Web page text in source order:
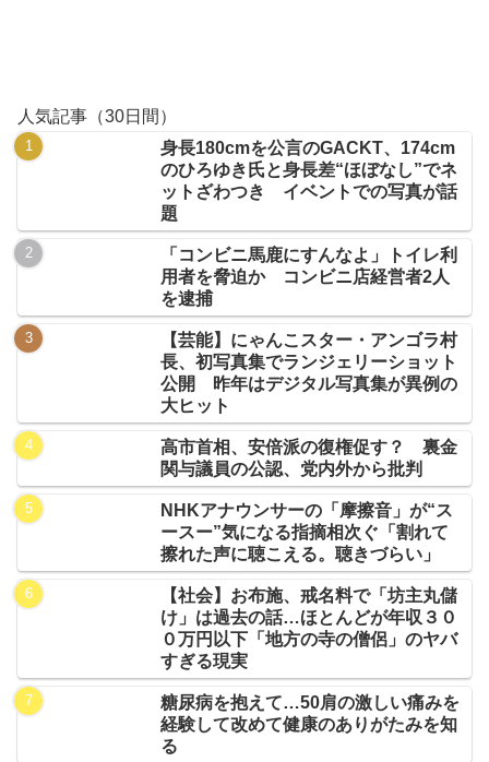
人気記事（30日間）
身長180cmを公言のGACKT、174cm
のひろゆき氏と身長差“ほぼなし”でネ
ットざわつき イベントでの写真が話
題
「コンビニ馬鹿にすんなよ」トイレ利
用者を脅迫か コンビニ店経営者2人
を逮捕
【芸能】にゃんこスター・アンゴラ村
長、初写真集でランジェリーショット
公開 昨年はデジタル写真集が異例の
大ヒット
高市首相、安倍派の復権促す？ 裏金
関与議員の公認、党内外から批判
NHKアナウンサーの「摩擦音」が“ス
ースー”気になる指摘相次ぐ「割れて
擦れた声に聴こえる。聴きづらい」
【社会】お布施、戒名料で「坊主丸儲
け」は過去の話…ほとんどが年収３０
０万円以下「地方の寺の僧侶」のヤバ
すぎる現実
糖尿病を抱えて…50肩の激しい痛みを
経験して改めて健康のありがたみを知
る